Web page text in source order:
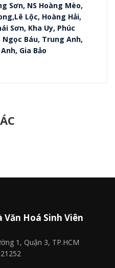
Sơn, NS Hoàng Mèo,
Lộc, Hoàng Hải,
Sơn, Kha Uy, Phúc
Báu, Trung Anh,
Gia Bảo
Hoá Sinh Viên
1, Quận 3, TP.HCM